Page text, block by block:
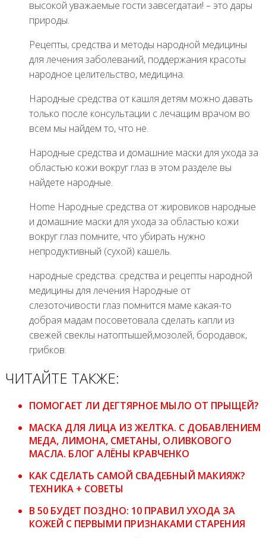
высокой уважаемые гости завсегдатаи! – это дары
природы.
Рецепты, средства и методы народной медицины
для лечения заболеваний, поддержания красоты
народное целительство, медицина.
Народные средства от кашля детям можно давать
только после консультации с лечащим врачом во
всем мы найдем то, что не.
Народные средства и домашние маски для ухода за
областью кожи вокруг глаз в этом разделе вы
найдете народные.
Home Народные средства от жировиков народные
и домашние маски для ухода за областью кожи
вокруг глаз помните, что убирать нужно
непродуктивный (сухой) кашель.
народные средства: средства и рецепты народной
медицины для лечения Народные от
слезоточивости глаз помнится маме какая-то
добрая мадам посоветовала сделать капли из
свежей свеклы натоптышей,мозолей, бородавок,
грибков.
ЧИТАЙТЕ ТАКЖЕ:
ПОМОГАЕТ ЛИ ДЕГТЯРНОЕ МЫЛО ОТ ПРЫЩЕЙ?
МАСКА ДЛЯ ЛИЦА ИЗ ЖЕЛТКА. С ДОБАВЛЕНИЕМ
МЕДА, ЛИМОНА, СМЕТАНЫ, ОЛИВКОВОГО
МАСЛА. БЛОГ АЛЁНЫ КРАВЧЕНКО
КАК СДЕЛАТЬ САМОЙ СВАДЕБНЫЙ МАКИЯЖ?
ТЕХНИКА + СОВЕТЫ
В 50 БУДЕТ ПОЗДНО: 10 ПРАВИЛ УХОДА ЗА
КОЖЕЙ С ПЕРВЫМИ ПРИЗНАКАМИ СТАРЕНИЯ